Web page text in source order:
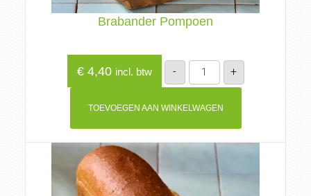
Brabander Pompoen
€4,40 incl. btw -
Brabander
Pompoen
aantal
+
TOEVOEGEN AAN WINKELWAGEN